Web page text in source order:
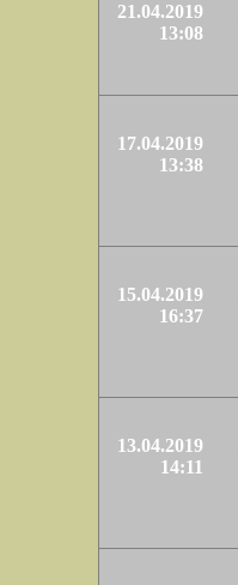
21.04.2019
13:08
17.04.2019
13:38
15.04.2019
16:37
13.04.2019
14:11